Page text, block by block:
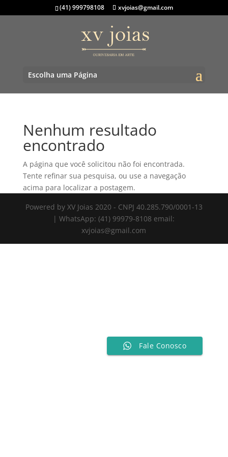
(41) 999798108 xvjoias@gmail.com
Escolha uma Página
Nenhum resultado
encontrado
A página que você solicitou não foi encontrada.
Tente refinar sua pesquisa, ou use a navegação
acima para localizar a postagem.
Powered by XV Joias 2020 - CNPJ 40.285.790/0001-13
| WhatsApp: (41) 99979-8108 email:
xvjoias@gmail.com
Fale Conosco